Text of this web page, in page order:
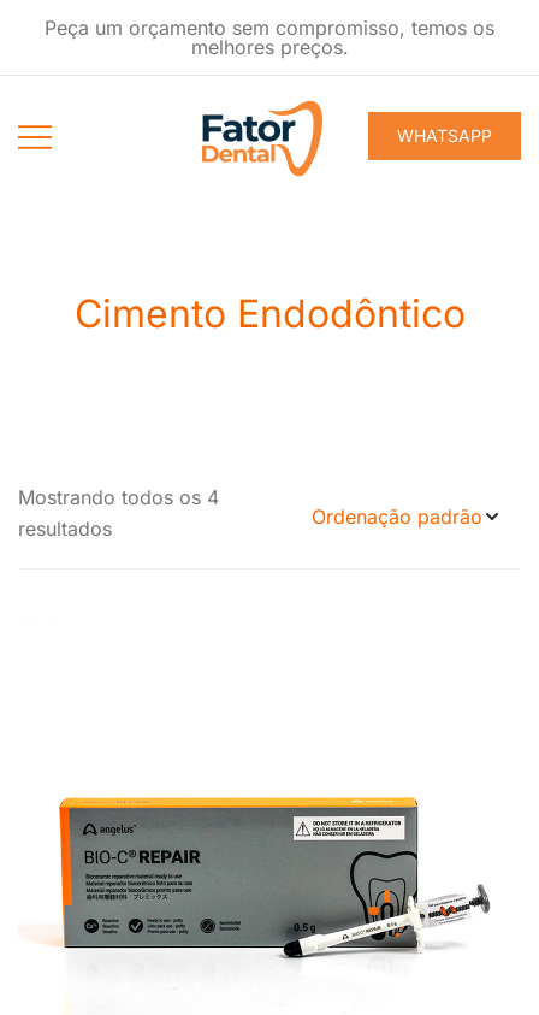
Peça um orçamento sem compromisso, temos os
melhores preços.
WHATSAPP
Cimento Endodôntico
Mostrando todos os 4
resultados